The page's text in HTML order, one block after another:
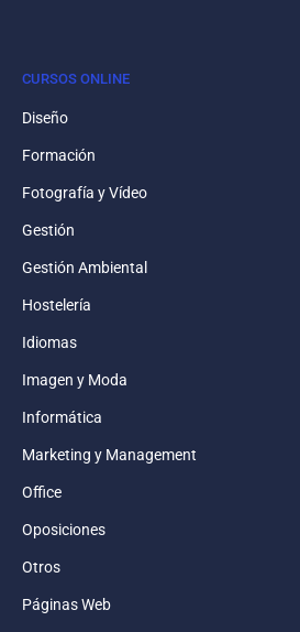
CURSOS ONLINE
Diseño
Formación
Fotografía y Vídeo
Gestión
Gestión Ambiental
Hostelería
Idiomas
Imagen y Moda
Informática
Marketing y Management
Office
Oposiciones
Otros
Páginas Web